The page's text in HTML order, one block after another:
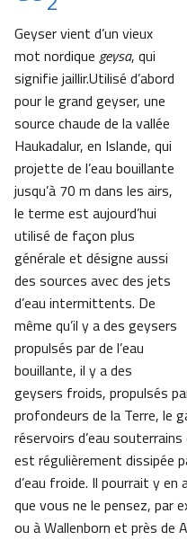
Geyser vient d’un vieux
mot nordique geysa, qui
signifie jaillir.Utilisé d’abord
pour le grand geyser, une
source chaude de la vallée
Haukadalur, en Islande, qui
projette de l’eau bouillante
jusqu’à 70 m dans les airs,
le terme est aujourd’hui
utilisé de façon plus
générale et désigne aussi
des sources avec des jets
d’eau intermittents. De
même qu’il y a des geysers
propulsés par de l’eau
bouillante, il y a des
geysers froids, propulsés
profondeurs de la Terre, le
réservoirs d’eau
est régulièrement dissipée
d’eau froide. Il pourrait y en
que vous ne le pensez, par
ou à Wallenborn et près de